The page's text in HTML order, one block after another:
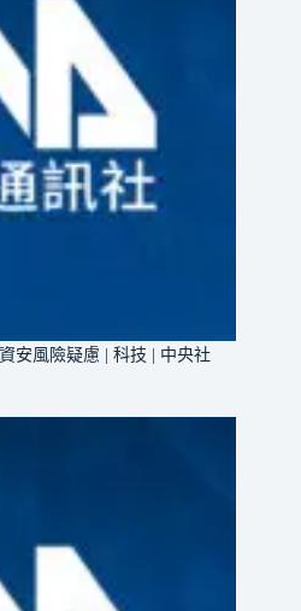
安風險疑慮 | 科技 | 中央社